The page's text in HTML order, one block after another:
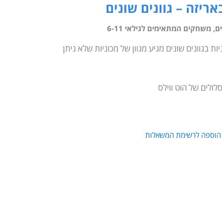
,משחקים המתאימים לגילאי 6-11
שונים מגיע מגוון של מכוניות שלא ניתן
של הוט ווילס
הוספה לרשימת המשאלות